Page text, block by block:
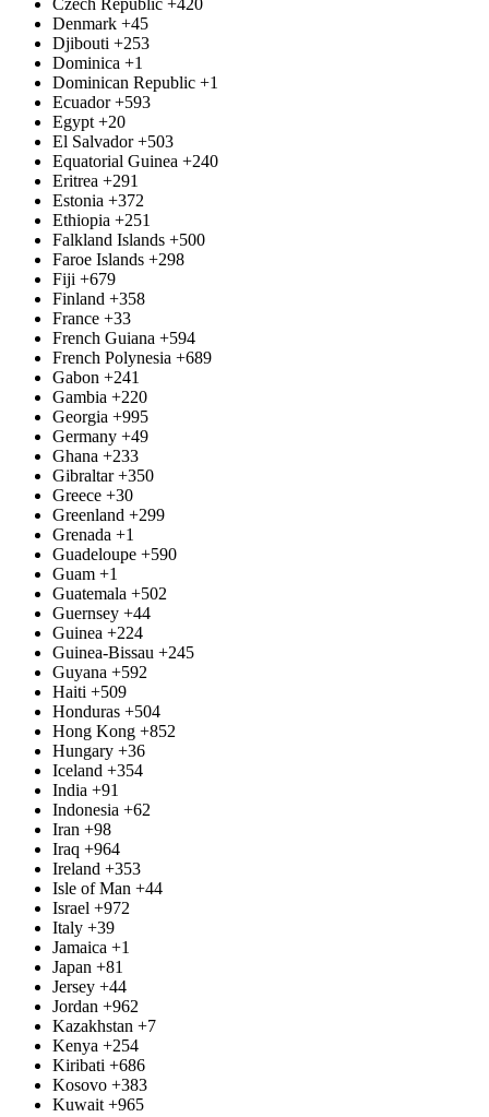
Czech Republic +420
Denmark +45
Djibouti +253
Dominica +1
Dominican Republic +1
Ecuador +593
Egypt +20
El Salvador +503
Equatorial Guinea +240
Eritrea +291
Estonia +372
Ethiopia +251
Falkland Islands +500
Faroe Islands +298
Fiji +679
Finland +358
France +33
French Guiana +594
French Polynesia +689
Gabon +241
Gambia +220
Georgia +995
Germany +49
Ghana +233
Gibraltar +350
Greece +30
Greenland +299
Grenada +1
Guadeloupe +590
Guam +1
Guatemala +502
Guernsey +44
Guinea +224
Guinea-Bissau +245
Guyana +592
Haiti +509
Honduras +504
Hong Kong +852
Hungary +36
Iceland +354
India +91
Indonesia +62
Iran +98
Iraq +964
Ireland +353
Isle of Man +44
Israel +972
Italy +39
Jamaica +1
Japan +81
Jersey +44
Jordan +962
Kazakhstan +7
Kenya +254
Kiribati +686
Kosovo +383
Kuwait +965